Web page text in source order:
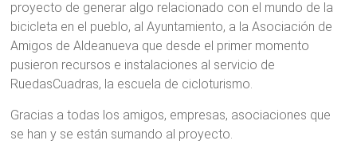
proyecto de generar algo relacionado con el mundo de la
bicicleta en el pueblo, al Ayuntamiento, a la Asociación de
Amigos de Aldeanueva que desde el primer momento
pusieron recursos e instalaciones al servicio de
RuedasCuadras, la escuela de cicloturismo.
Gracias a todas los amigos, empresas, asociaciones que
se han y se están sumando al proyecto.